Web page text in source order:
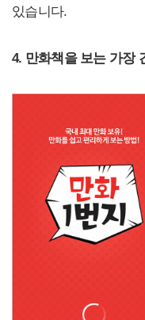
있습니다.
4. 만화책을 보는 가장